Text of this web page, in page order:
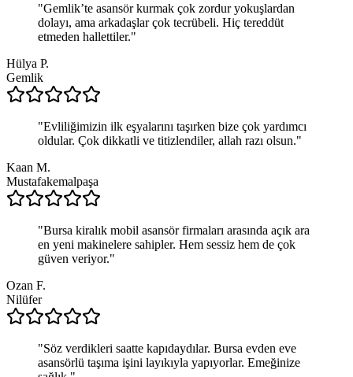
"Gemlik’te asansör kurmak çok zordur yokuşlardan
dolayı, ama arkadaşlar çok tecrübeli. Hiç tereddüt
etmeden hallettiler."
Hülya P.
Gemlik
"Evliliğimizin ilk eşyalarını taşırken bize çok yardımcı
oldular. Çok dikkatli ve titizlendiler, allah razı olsun."
Kaan M.
Mustafakemalpaşa
"Bursa kiralık mobil asansör firmaları arasında açık ara
en yeni makinelere sahipler. Hem sessiz hem de çok
güven veriyor."
Ozan F.
Nilüfer
"Söz verdikleri saatte kapıdaydılar. Bursa evden eve
asansörlü taşıma işini layıkıyla yapıyorlar. Emeğinize